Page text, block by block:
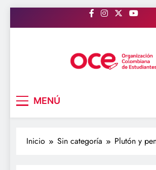
al
MENÚ
Inicio Sin categoría Plutón y